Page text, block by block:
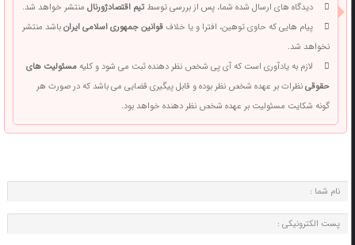
دیدگاه های ارسال شده شما، پس از بررسی توسطتیم اقتصادژورنالمنتشر خواهد شد.
پیام هایی که حاوی توهین، افترا و یا خلافقوانین جمهوری اسلامی ایرانباشد منتشر
نخواهد شد.
لازم به یادآوری است که آی پی شخص نظر دهنده ثبت می شود و کلیهمسئولیت های
حقوقینظرات بر عهده شخص نظر بوده و قابل پیگیری قضایی می باشد که در صورت هر
گونه شکایت مسئولیت بر عهده شخص نظر دهنده خواهد بود.